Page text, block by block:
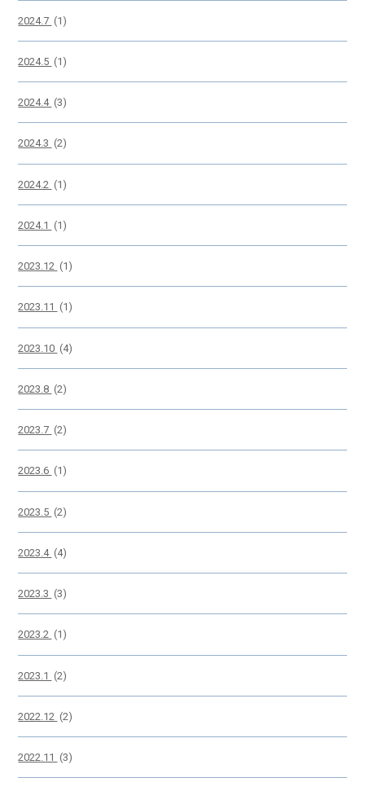
2024.7 (1)
2024.5 (1)
2024.4 (3)
2024.3 (2)
2024.2 (1)
2024.1 (1)
2023.12 (1)
2023.11 (1)
2023.10 (4)
2023.8 (2)
2023.7 (2)
2023.6 (1)
2023.5 (2)
2023.4 (4)
2023.3 (3)
2023.2 (1)
2023.1 (2)
2022.12 (2)
2022.11 (3)